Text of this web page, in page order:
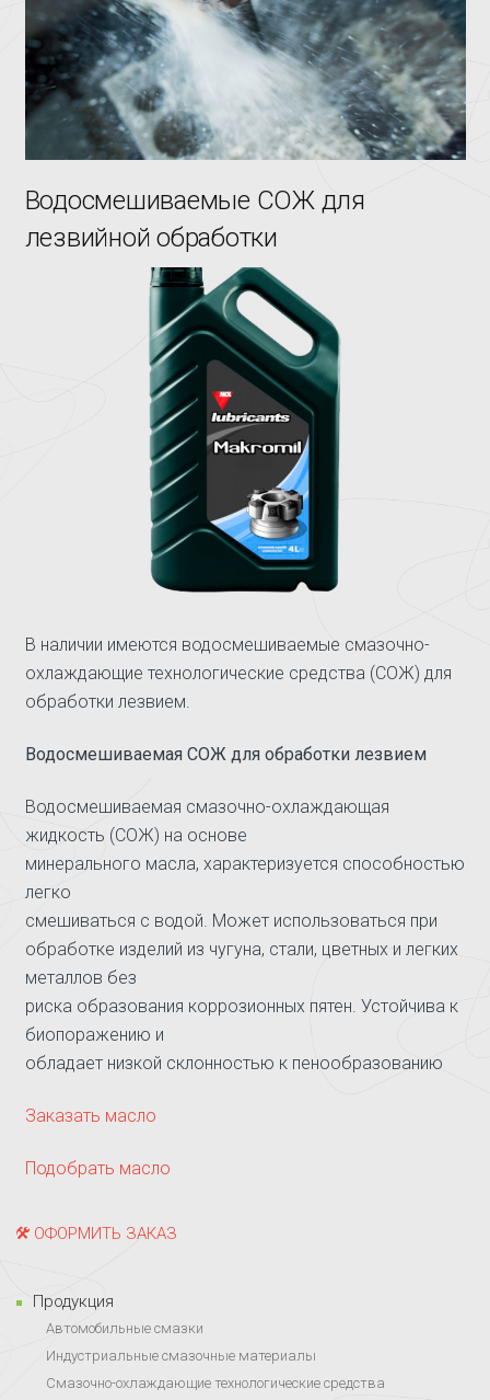
Водосмешиваемые СОЖ для
лезвийной обработки
В наличии имеются водосмешиваемые смазочно-
охлаждающие технологические средства (СОЖ) для
обработки лезвием.
Водосмешиваемая СОЖ для обработки лезвием
Водосмешиваемая смазочно-охлаждающая
жидкость (СОЖ) на основе
минерального масла, характеризуется способностью
легко
смешиваться с водой. Может использоваться при
обработке изделий из чугуна, стали, цветных и легких
металлов без
риска образования коррозионных пятен. Устойчива к
биопоражению и
обладает низкой склонностью к пенообразованию
Заказать масло
Подобрать масло
ОФОРМИТЬ ЗАКАЗ
Продукция
Автомобильные смазки
Индустриальные смазочные материалы
Смазочно-охлаждающие технологические средства